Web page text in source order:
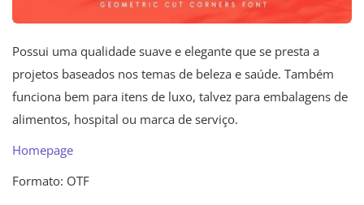
Possui uma qualidade suave e elegante que se presta a
projetos baseados nos temas de beleza e saúde. Também
funciona bem para itens de luxo, talvez para embalagens de
alimentos, hospital ou marca de serviço.
Homepage
Formato: OTF